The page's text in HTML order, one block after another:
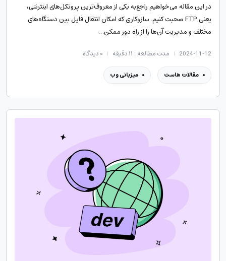
در این مقاله می‌خواهیم راجع‌به یکی از معروف‌ترین پروتکل‌های اینترنتی،
یعنی FTP صحبت کنیم. سازوکاری که امکان انتقال فایل بین دستگاه‌های
مختلف و مدیریت آن‌ها را از راه دور ممکن…
2024-11-12 مدت مطالعه : ۱۱ دقیقه ۰دیدگاه
مقالات هاست میزبانی وب